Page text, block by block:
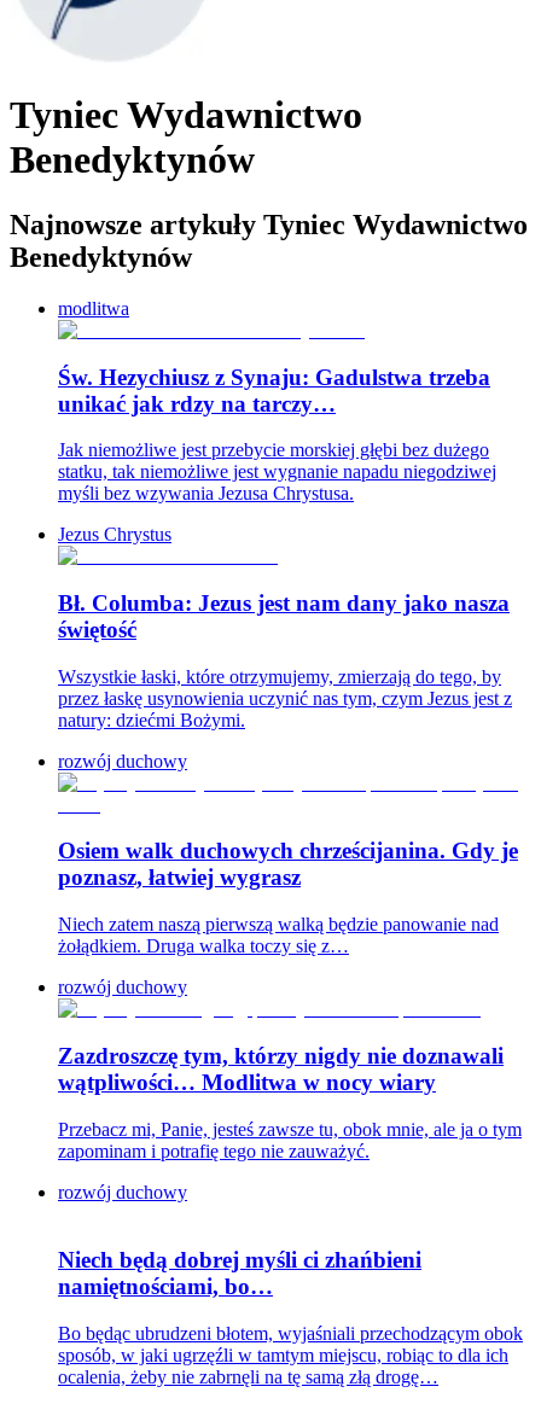
Tyniec Wydawnictwo
Benedyktynów
Najnowsze artykuły Tyniec Wydawnictwo
Benedyktynów
modlitwa
Św. Hezychiusz z Synaju: Gadulstwa trzeba
unikać jak rdzy na tarczy…
Jak niemożliwe jest przebycie morskiej głębi bez dużego
statku, tak niemożliwe jest wygnanie napadu niegodziwej
myśli bez wzywania Jezusa Chrystusa.
Jezus Chrystus
Bł. Columba: Jezus jest nam dany jako nasza
świętość
Wszystkie łaski, które otrzymujemy, zmierzają do tego, by
przez łaskę usynowienia uczynić nas tym, czym Jezus jest z
natury: dziećmi Bożymi.
rozwój duchowy
Osiem walk duchowych chrześcijanina. Gdy je
poznasz, łatwiej wygrasz
Niech zatem naszą pierwszą walką będzie panowanie nad
żołądkiem. Druga walka toczy się z…
rozwój duchowy
Zazdroszczę tym, którzy nigdy nie doznawali
wątpliwości… Modlitwa w nocy wiary
Przebacz mi, Panie, jesteś zawsze tu, obok mnie, ale ja o tym
zapominam i potrafię tego nie zauważyć.
rozwój duchowy
Niech będą dobrej myśli ci zhańbieni
namiętnościami, bo…
Bo będąc ubrudzeni błotem, wyjaśniali przechodzącym obok
sposób, w jaki ugrzęźli w tamtym miejscu, robiąc to dla ich
ocalenia, żeby nie zabrnęli na tę samą złą drogę…